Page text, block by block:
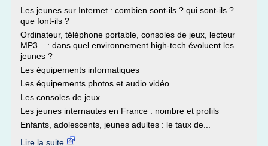
Les jeunes sur Internet : combien sont-ils ? qui sont-ils ?
que font-ils ?
Ordinateur, téléphone portable, consoles de jeux, lecteur
MP3... : dans quel environnement high-tech évoluent les
jeunes ?
Les équipements informatiques
Les équipements photos et audio vidéo
Les consoles de jeux
Les jeunes internautes en France : nombre et profils
Enfants, adolescents, jeunes adultes : le taux de...
Lire la suite